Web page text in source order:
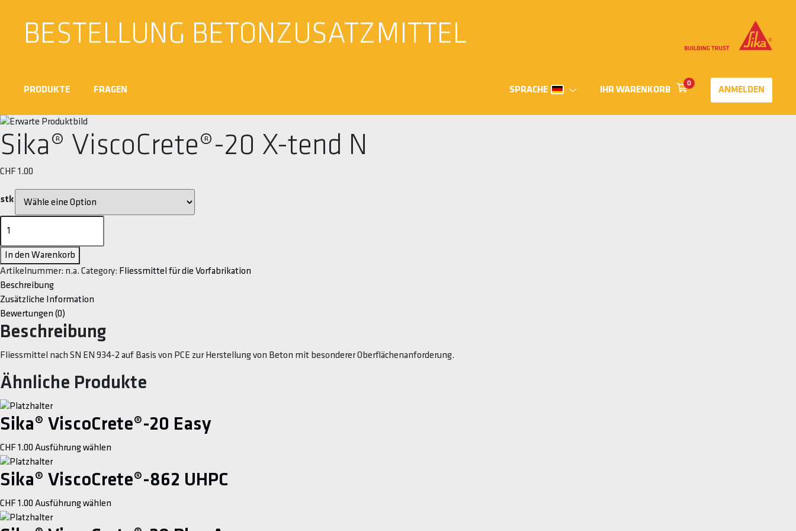
BESTELLUNG BETONZUSATZMITTEL
PRODUKTE FRAGEN SPRACHE IHR WARENKORB
0
ANMELDEN
Sika® ViscoCrete®-20 X-tend N
CHF 1.00
stk
ViscoCrete®-20
X-
tend
In den Warenkorb
Artikelnummer: n.a. Category: Fliessmittel für die Vorfabrikation
Beschreibung
Zusätzliche Information
Bewertungen (0)
Beschreibung
Fliessmittel nach SN EN 934-2 auf Basis von PCE zur Herstellung von Beton mit besonderer Oberflächenanforderung.
Ähnliche Produkte
Sika® ViscoCrete®-20 Easy
CHF 1.00 Ausführung wählen
has
Sika® ViscoCrete®-862 UHPC
CHF 1.00 Ausführung wählen